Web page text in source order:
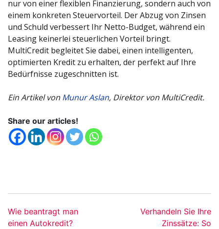
nur von einer flexiblen Finanzierung, sondern auch von
einem konkreten Steuervorteil. Der Abzug von Zinsen
und Schuld verbessert Ihr Netto-Budget, während ein
Leasing keinerlei steuerlichen Vorteil bringt.
MultiCredit begleitet Sie dabei, einen intelligenten,
optimierten Kredit zu erhalten, der perfekt auf Ihre
Bedürfnisse zugeschnitten ist.
Ein Artikel von Munur Aslan, Direktor von MultiCredit.
Share our articles!
Wie beantragt man
einen Autokredit?
Verhandeln Sie Ihre
Zinssätze: So